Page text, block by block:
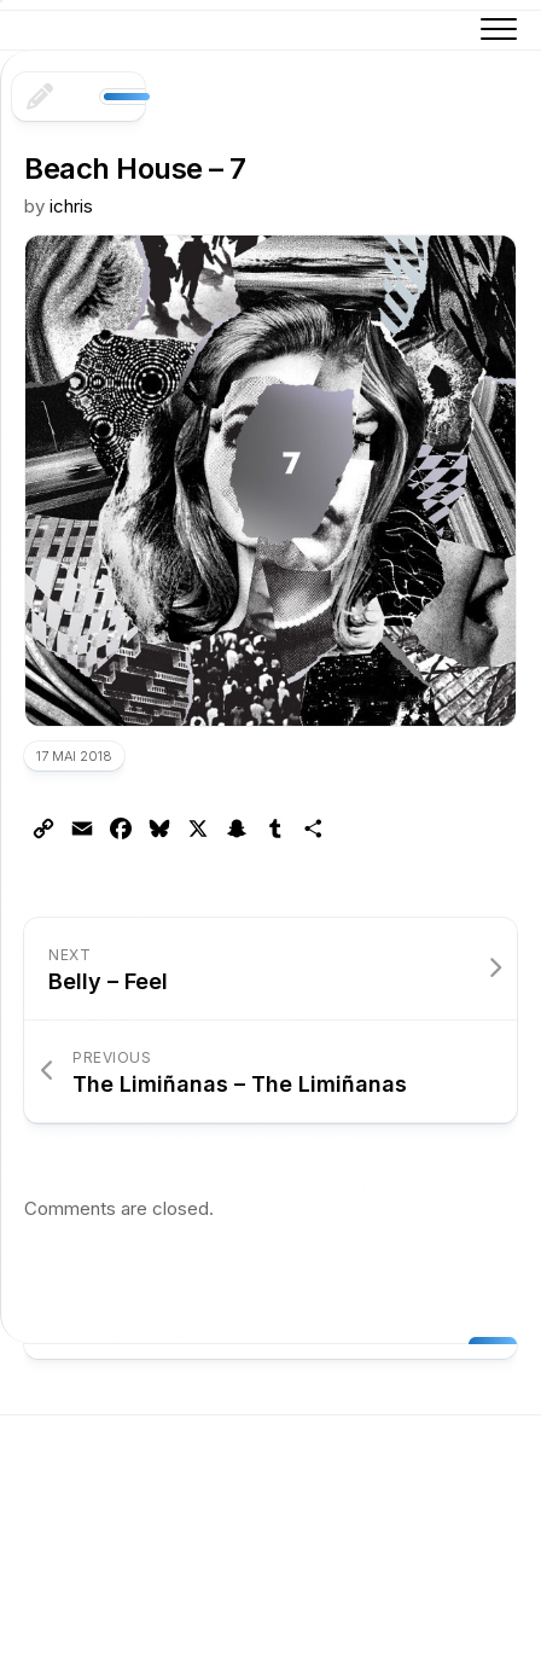
content
Beach House – 7
by ichris
17 MAI 2018
Copy Email FacebookBluesky Snapchat
Tumblr
NEXT
Belly – Feel
PREVIOUS
The Limiñanas – The Limiñanas
Comments are closed.